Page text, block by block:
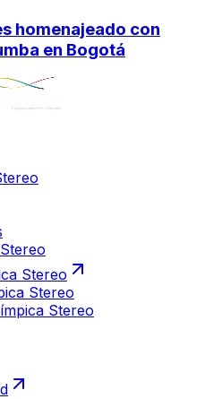
homenajeado con
en Bogotá
Stereo
Stereo
Stereo